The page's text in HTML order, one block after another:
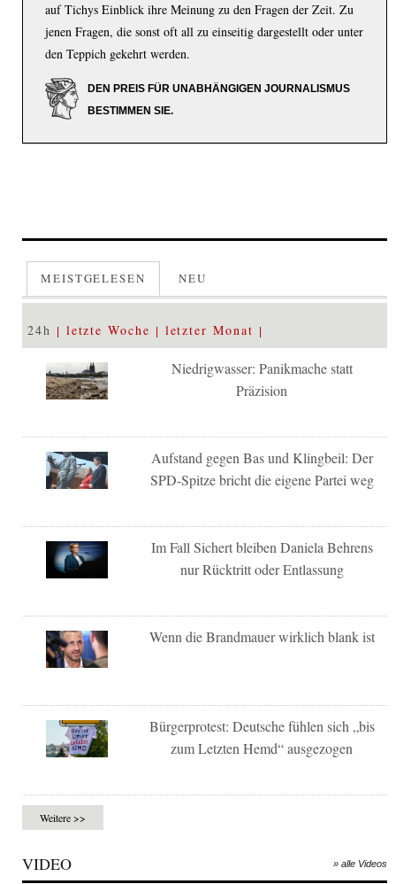
auf Tichys Einblick ihre Meinung zu den Fragen der Zeit. Zu
jenen Fragen, die sonst oft all zu einseitig dargestellt oder unter
den Teppich gekehrt werden.
DEN PREIS FÜR UNABHÄNGIGEN JOURNALISMUS
BESTIMMEN SIE.
MEISTGELESEN NEU
24h letzte Woche letzter Monat
Niedrigwasser: Panikmache statt
Präzision
Aufstand gegen Bas und Klingbeil: Der
SPD-Spitze bricht die eigene Partei weg
Im Fall Sichert bleiben Daniela Behrens
nur Rücktritt oder Entlassung
Wenn die Brandmauer wirklich blank ist
Bürgerprotest: Deutsche fühlen sich „bis
zum Letzten Hemd“ ausgezogen
Weitere >>
VIDEO » alle Videos